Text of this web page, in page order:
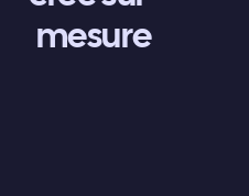
mesure